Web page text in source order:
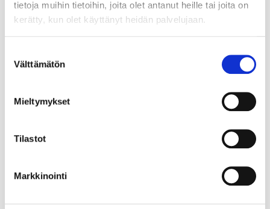
tietoja muihin tietoihin, joita olet antanut heille tai joita on
kerätty, kun olet käyttänyt heidän palvelujaan.
valinta
Välttämätön
Mieltymykset
Tilastot
Markkinointi